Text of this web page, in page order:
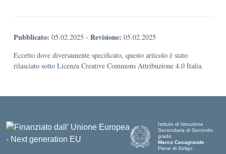
Pubblicato: 05.02.2025 - Revisione: 05.02.2025
Eccetto dove diversamente specificato, questo articolo è stato
rilasciato sotto Licenza Creative Commons Attribuzione 4.0 Italia.
Istituto di Istruzione
Secondaria di Secondo
grado
Marco Casagrande
Pieve di Soligo